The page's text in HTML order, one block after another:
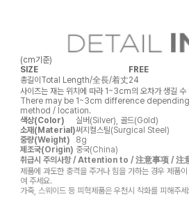
(cm기준)
SIZE
FREE
총길이 Total Length/全長/着丈24
사이즈는 재는 위치에 따라 1~3cm의 오차가 생길 수
There may be 1~3cm difference
method / location.
색상(Color)
실버(Silver), 골드(Gold)
소재(Material)써지컬스틸(Surgical Steel)
중량(Weight)
8g
제조국(Origin) 중국(China)
취급시 주의사항 / Attention to / 注意事项 / 注
제품에 과도한 충격을 주거나 힘을 가하는 경우 제품
여 주세요.
가죽, 스웨이드 등 피혁제품은 우천시 착화를 피해주세